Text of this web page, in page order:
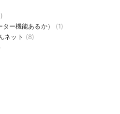
ー機能あるか）
(1)
ネット (8)